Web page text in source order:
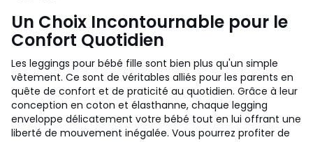
Un Choix Incontournable pour le
Confort Quotidien
Les leggings pour bébé fille sont bien plus qu'un simple
vêtement. Ce sont de véritables alliés pour les parents en
quête de confort et de praticité au quotidien. Grâce à leur
conception en coton et élasthanne, chaque legging
enveloppe délicatement votre bébé tout en lui offrant une
liberté de mouvement inégalée. Vous pourrez profiter de